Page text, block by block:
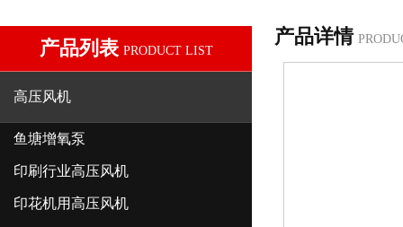
产品列表 PRODUCT LIST
高压风机
鱼塘增氧泵
印刷行业高压风机
印花机用高压风机
产品详情